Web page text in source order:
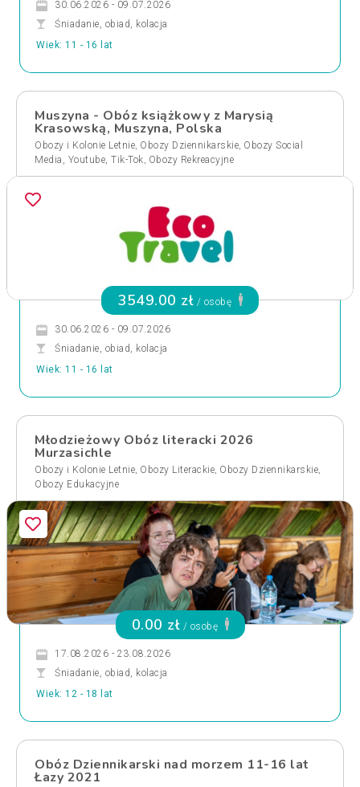
30.06.2026 - 09.07.2026
Śniadanie, obiad, kolacja
Wiek: 11 - 16 lat
Muszyna - Obóz książkowy z Marysią
Krasowską, Muszyna, Polska
Obozy i Kolonie Letnie, Obozy Dziennikarskie, Obozy Social
Media, Youtube, Tik-Tok, Obozy Rekreacyjne
3549.00 zł / osobę
30.06.2026 - 09.07.2026
Śniadanie, obiad, kolacja
Wiek: 11 - 16 lat
Młodzieżowy Obóz literacki 2026
Murzasichle
Obozy i Kolonie Letnie, Obozy Literackie, Obozy Dziennikarskie,
Obozy Edukacyjne
0.00 zł / osobę
17.08.2026 - 23.08.2026
Śniadanie, obiad, kolacja
Wiek: 12 - 18 lat
Obóz Dziennikarski nad morzem 11-16 lat
Łazy 2021